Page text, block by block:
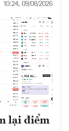
10:24, 09/08/2026
lại điểm